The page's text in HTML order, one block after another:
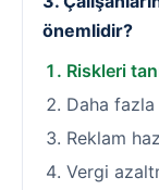
önemlidir?
Riskleri
Daha fazla
Reklam
Vergi